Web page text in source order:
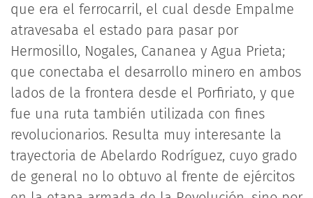
que era el ferrocarril, el cual desde Empalme
atravesaba el estado para pasar por
Hermosillo, Nogales, Cananea y Agua Prieta;
que conectaba el desarrollo minero en ambos
lados de la frontera desde el Porfiriato, y que
fue una ruta también utilizada con fines
revolucionarios. Resulta muy interesante la
trayectoria de Abelardo Rodríguez, cuyo grado
de general no lo obtuvo al frente de ejércitos